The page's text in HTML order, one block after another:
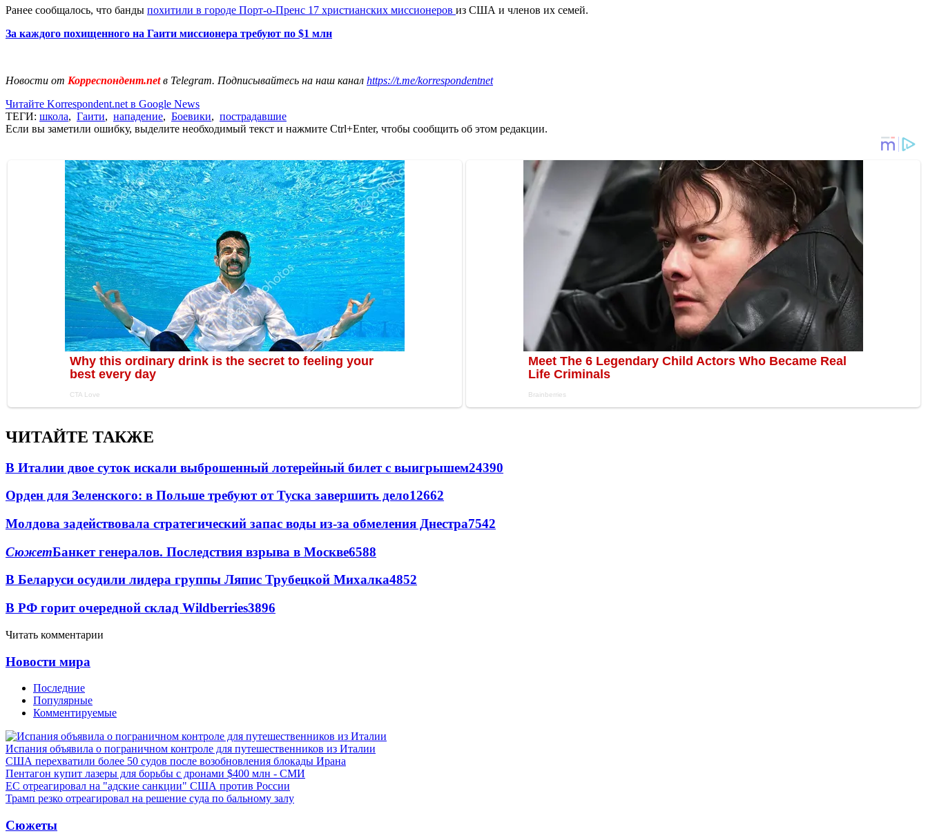
Ранее сообщалось, что банды похитили в городе Порт-о-Пренс 17 христианских миссионеров из США и членов их семей.
За каждого похищенного на Гаити миссионера требуют по $1 млн
Новости от Корреспондент.netв Telegram. Подписывайтесь на наш канал https://t.me/korrespondentnet
Читайте Korrespondent.net в Google News
ТЕГИ: школа, Гаити, нападение, Боевики, пострадавшие
Если вы заметили ошибку, выделите необходимый текст и нажмите Ctrl+Enter, чтобы сообщить об этом редакции.
ЧИТАЙТЕ ТАКЖЕ
В Италии двое суток искали выброшенный лотерейный билет с выигрышем24390
Орден для Зеленского: в Польше требуют от Туска завершить дело12662
Молдова задействовала стратегический запас воды из-за обмеления Днестра7542
СюжетБанкет генералов. Последствия взрыва в Москве6588
В Беларуси осудили лидера группы Ляпис Трубецкой Михалка4852
В РФ горит очередной склад Wildberries3896
Читать комментарии
Новости мира
Последние
Популярные
Комментируемые
Испания объявила о пограничном контроле для путешественников из Италии
США перехватили более 50 судов после возобновления блокады Ирана
Пентагон купит лазеры для борьбы с дронами $400 млн - СМИ
ЕС отреагировал на "адские санкции" США против России
Трамп резко отреагировал на решение суда по бальному залу
Сюжеты